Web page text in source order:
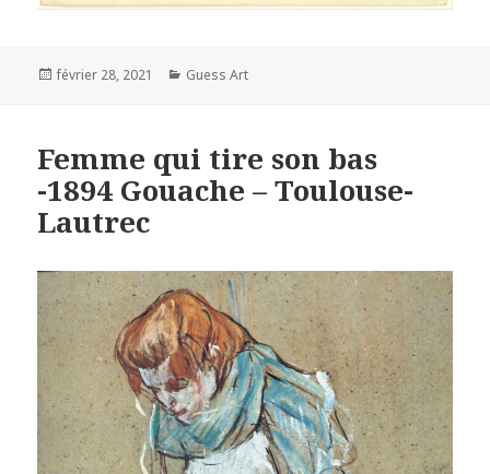
Posted
février 28, 2021 Categories
Guess Art
Femme qui tire son bas
-1894 Gouache – Toulouse-
Lautrec